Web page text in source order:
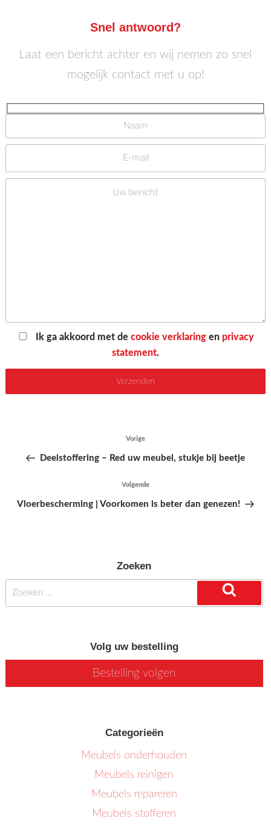
Snel antwoord?
Laat een bericht achter en wij nemen zo snel
mogelijk contact met u op!
Ik ga akkoord met decookie verklaring en privacy
statement.
Vorig
bericht
Vorige
Deelstoffering – Red uw meubel, stukje bij beetje
Volgend
bericht
Volgende
Vloerbescherming | Voorkomen is beter dan genezen!
Zoeken
Zoeken
Zoeken
Volg uw bestelling
Bestelling volgen
Categorieën
Meubels onderhouden
Meubels reinigen
Meubels repareren
Meubels stofferen